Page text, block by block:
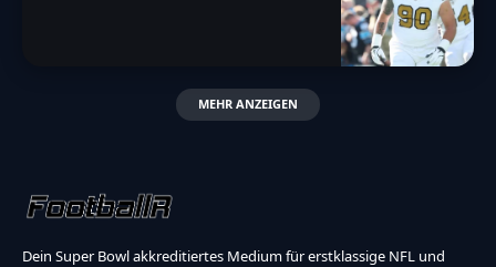
MEHR ANZEIGEN
Dein Super Bowl akkreditiertes Medium für erstklassige NFL und